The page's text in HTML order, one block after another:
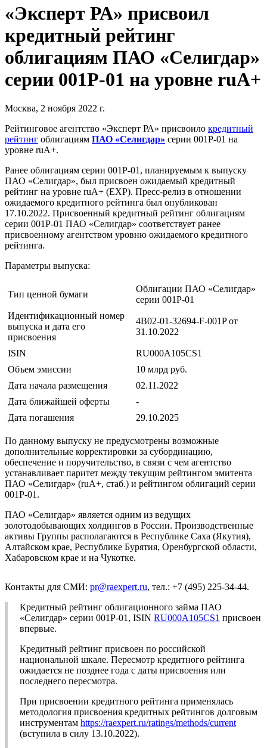
«Эксперт РА» присвоил
кредитный рейтинг
облигациям ПАО «Селигдар»
серии 001P-01 на уровне ruA+
Москва, 2 ноября 2022 г.
Рейтинговое агентство «Эксперт РА» присвоило кредитный
рейтинг облигациям ПАО «Селигдар» серии 001P-01 на
уровне ruA+.
Ранее облигациям серии 001P-01, планируемым к выпуску
ПАО «Селигдар», был присвоен ожидаемый кредитный
рейтинг на уровне ruА+ (EXP). Пресс-релиз в отношении
ожидаемого кредитного рейтинга был опубликован
17.10.2022. Присвоенный кредитный рейтинг облигациям
серии 001P-01 ПАО «Селигдар» соответствует ранее
присвоенному агентством уровню ожидаемого кредитного
рейтинга.
Параметры выпуска:
Тип ценной бумаги
Облигации ПАО «Селигдар»
серии 001Р-01
Идентификационный номер
выпуска и дата его
присвоения
4B02-01-32694-F-001P от
31.10.2022
ISIN
RU000A105CS1
Объем эмиссии
10 млрд руб.
Дата начала размещения
02.11.2022
Дата ближайшей оферты
-
Дата погашения
29.10.2025
По данному выпуску не предусмотрены возможные
дополнительные корректировки за субординацию,
обеспечение и поручительство, в связи с чем агентство
устанавливает паритет между текущим рейтингом эмитента
ПАО «Селигдар» (ruA+, стаб.) и рейтингом облигаций серии
001P-01.
ПАО «Селигдар» является одним из ведущих
золотодобывающих холдингов в России. Производственные
активы Группы располагаются в Республике Саха (Якутия),
Алтайском крае, Республике Бурятия, Оренбургской области,
Хабаровском крае и на Чукотке.
Контакты для СМИ: pr@raexpert.ru, тел.: +7 (495) 225-34-44.
Кредитный рейтинг облигационного займа ПАО
«Селигдар» серии 001P-01, ISIN RU000A105CS1 присвоен
впервые.
Кредитный рейтинг присвоен по российской
национальной шкале. Пересмотр кредитного рейтинга
ожидается не позднее года с даты присвоения или
последнего пересмотра.
При присвоении кредитного рейтинга применялась
методология присвоения кредитных рейтингов долговым
инструментам https://raexpert.ru/ratings/methods/current
(вступила в силу 13.10.2022).